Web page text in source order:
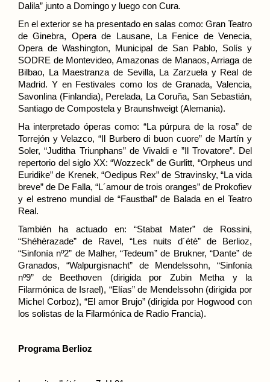
Dalila” junto a Domingo y luego con Cura.
En el exterior se ha presentado en salas como: Gran Teatro
de Ginebra, Opera de Lausane, La Fenice de Venecia,
Opera de Washington, Municipal de San Pablo, Solís y
SODRE de Montevideo, Amazonas de Manaos, Arriaga de
Bilbao, La Maestranza de Sevilla, La Zarzuela y Real de
Madrid. Y en Festivales como los de Granada, Valencia,
Savonlina (Finlandia), Perelada, La Coruña, San Sebastián,
Santiago de Compostela y Braunshweigt (Alemania).
Ha interpretado óperas como: “La púrpura de la rosa” de
Torrejón y Velazco, “Il Burbero di buon cuore” de Martín y
Soler, “Juditha Triunphans” de Vivaldi e ”Il Trovatore”. Del
repertorio del siglo XX: “Wozzeck” de Gurlitt, “Orpheus und
Euridike” de Krenek, “Oedipus Rex” de Stravinsky, “La vida
breve” de De Falla, “L´amour de trois oranges” de Prokofiev
y el estreno mundial de “Faustbal” de Balada en el Teatro
Real.
También ha actuado en: “Stabat Mater” de Rossini,
“Shéhèrazade” de Ravel, “Les nuits d´étè” de Berlioz,
“Sinfonía nº2” de Malher, “Tedeum” de Brukner, “Dante” de
Granados, “Walpurgisnacht” de Mendelssohn, “Sinfonía
nº9” de Beethoven (dirigida por Zubin Metha y la
Filarmónica de Israel), “Elías” de Mendelssohn (dirigida por
Michel Corboz), “El amor Brujo” (dirigida por Hogwood con
los solistas de la Filarmónica de Radio Francia).
Programa Berlioz